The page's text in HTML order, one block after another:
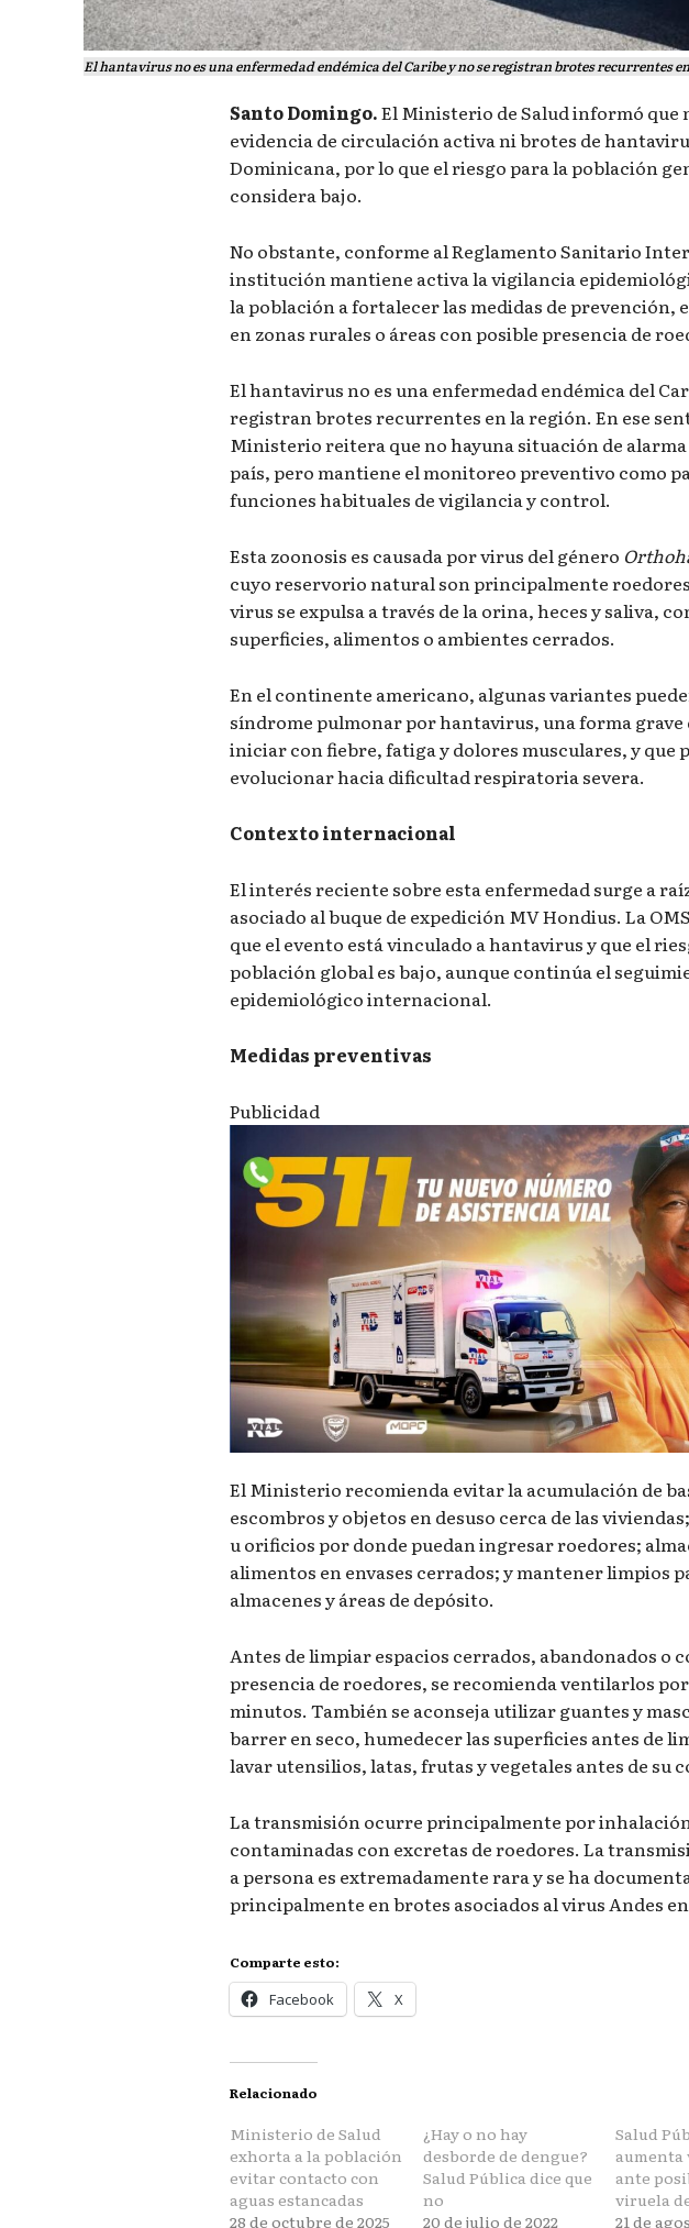
El hantavirus no es una enfermedad endémica del Caribe y no se registran brotes recurrentes
Santo Domingo.El Ministerio de Salud informó que
evidencia de circulación activa ni brotes de
Dominicana, por lo que el riesgo para la población
considera bajo.
No obstante, conforme al Reglamento Sanitario
institución mantiene activa la vigilancia
la población a fortalecer las medidas de prevención,
en zonas rurales o áreas con posible presencia de
El hantavirus no es una enfermedad endémica del
registran brotes recurrentes en la región. En ese
Ministerio reitera que no hayuna situación de
país, pero mantiene el monitoreo preventivo como
funciones habituales de vigilancia y control.
Esta zoonosis es causada por virus del género
cuyo reservorio natural son principalmente
virus se expulsa a través de la orina, heces y saliva,
superficies, alimentos o ambientes cerrados.
En el continente americano, algunas variantes
síndrome pulmonar por hantavirus, una forma grave
iniciar con fiebre, fatiga y dolores musculares, y que
evolucionar hacia dificultad respiratoria severa.
Contexto internacional
El interés reciente sobre esta enfermedad surge a
asociado al buque de expedición MV Hondius. La
que el evento está vinculado a hantavirus y que el
población global es bajo, aunque continúa el
epidemiológico internacional.
Medidas preventivas
Publicidad
El Ministerio recomienda evitar la acumulación de
escombros y objetos en desuso cerca de las
u orificios por donde puedan ingresar roedores;
alimentos en envases cerrados; y mantener limpios
almacenes y áreas de depósito.
Antes de limpiar espacios cerrados, abandonados o
presencia de roedores, se recomienda ventilarlos
minutos. También se aconseja utilizar guantes y
barrer en seco, humedecer las superficies antes de
lavar utensilios, latas, frutas y vegetales antes de su
La transmisión ocurre principalmente por
contaminadas con excretas de roedores. La
a persona es extremadamente rara y se ha
principalmente en brotes asociados al virus Andes
Comparte esto:
Facebook
X
Relacionado
Ministerio de Salud
exhorta a la población
evitar contacto con
aguas estancadas
28 de octubre de 2025
¿Hay o no hay
desborde de dengue?
Salud Pública dice que
no
20 de julio de 2022
Salud
ante
viruela
21 de